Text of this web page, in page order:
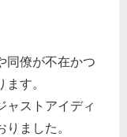
同僚が不在かつ
す。
ャストアイディ
ました。